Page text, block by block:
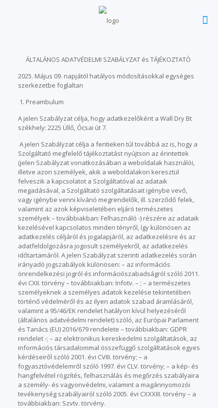
ÁLTALÁNOS ADATVÉDELMI SZABÁLYZAT és TÁJÉKOZTATÓ
2025. Május 09. napjától hatályos módosításokkal egységes
szerkezetbe foglaltan
1. Preambulum
A jelen Szabályzat célja, hogy adatkezelőként a Wall Dry Bt
székhely: 2225 Üllő, Ócsai út 7.
A jelen Szabályzat célja a fentieken túl továbbá az is, hogy a
Szolgáltató megfelelő tájékoztatást nyújtson az érintettek
(jelen Szabályzat vonatkozásában a weboldalak használói,
illetve azon személyek, akik a weboldalakon keresztül
felveszik a kapcsolatot a Szolgáltatóval az adataik
megadásával, a Szolgáltató szolgáltatásait igénybe vevő,
vagy igénybe venni kívánó megrendelők, ill. szerződő felek,
valamint az azok képviseletében eljáró természetes
személyek – továbbiakban: Felhasználó -) részére az adataik
kezelésével kapcsolatos minden tényről, így különösen az
adatkezelés céljáról és jogalapjáról, az adatkezelésre és az
adatfeldolgozásra jogosult személyekről, az adatkezelés
időtartamáról. A jelen Szabályzat szerinti adatkezelés során
irányadó jogszabályok különösen: – az információs
önrendelkezési jogról és információszabadságról szóló 2011.
évi CXII. törvény – továbbiakban: Infotv. – ; – a természetes
személyeknek a személyes adatok kezelése tekintetében
történő védelméről és az ilyen adatok szabad áramlásáról,
valamint a 95/46/EK rendelet hatályon kívül helyezéséről
(általános adatvédelmi rendelet) szóló, az Európai Parlament
és Tanács (EU) 2016/679 rendelete – továbbiakban: GDPR
rendelet -; – az elektronikus kereskedelmi szolgáltatások, az
információs társadalommal összefüggő szolgáltatások egyes
kérdéseiről szóló 2001. évi CVIII. törvény; – a
fogyasztóvédelemről szóló 1997. évi CLV. törvény; – a kép- és
hangfelvétel rögzítés, felhasználás és megőrzés szabályaira
a személy- és vagyonvédelmi, valamint a magánnyomozói
tevékenység szabályairól szóló 2005. évi CXXXIII. törvény – a
továbbiakban: Szvtv. törvény.